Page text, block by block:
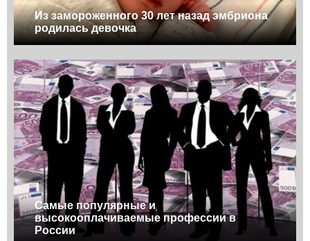
Из замороженного 30 лет назад эмбриона
родилась девочка
Самые популярные и
высокооплачиваемые профессии в
России